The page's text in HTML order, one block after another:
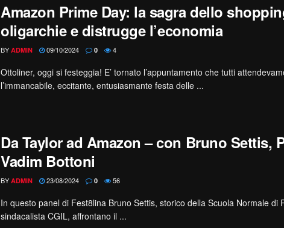
Amazon Prime Day: la sagra dello
oligarchie e distrugge l’economia
BY ADMIN 09/10/2024 0 4
Ottoliner, oggi si festeggia! E’ tornato l’appuntamento che tutti
l’immancabile, eccitante, entusiasmante festa delle ...
Da Taylor ad Amazon – con Bruno Settis,
Vadim Bottoni
BY ADMIN 23/08/2024 0 56
In questo panel di Fest8lina Bruno Settis, storico della Scuola Normale di
sindacalista CGIL, affrontano il ...